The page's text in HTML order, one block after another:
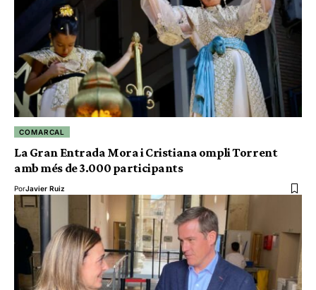
COMARCAL
La Gran Entrada Mora i Cristiana ompli Torrent
amb més de 3.000 participants
PorJavier Ruiz